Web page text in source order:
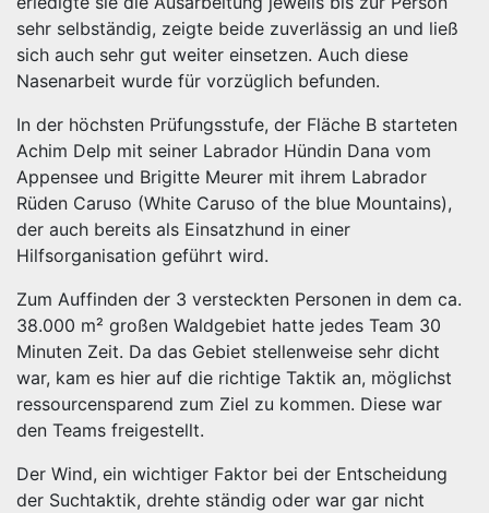
sehr selbständig, zeigte beide zuverlässig an und ließ
sich auch sehr gut weiter einsetzen. Auch diese
Nasenarbeit wurde für vorzüglich befunden.
In der höchsten Prüfungsstufe, der Fläche B starteten
Achim Delp mit seiner Labrador Hündin Dana vom
Appensee und Brigitte Meurer mit ihrem Labrador
Rüden Caruso (White Caruso of the blue Mountains),
der auch bereits als Einsatzhund in einer
Hilfsorganisation geführt wird.
Zum Auffinden der 3 versteckten Personen in dem ca.
38.000 m² großen Waldgebiet hatte jedes Team 30
Minuten Zeit. Da das Gebiet stellenweise sehr dicht
war, kam es hier auf die richtige Taktik an, möglichst
ressourcensparend zum Ziel zu kommen. Diese war
den Teams freigestellt.
Der Wind, ein wichtiger Faktor bei der Entscheidung
der Suchtaktik, drehte ständig oder war gar nicht